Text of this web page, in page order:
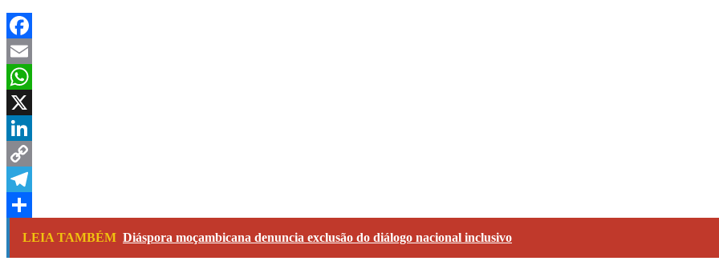
Facebook
Email
WhatsApp
X
LinkedIn
Copy
Link
Telegram
Share
LEIA TAMBÉM Diáspora moçambicana denuncia exclusão do diálogo nacional inclusivo